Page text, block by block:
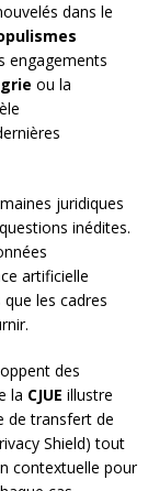
dans le
engagements
ou la
juridiques
inédites.
artificielle
les cadres
des
la CJUE illustre
de transfert de
Shield) tout
contextuelle pour